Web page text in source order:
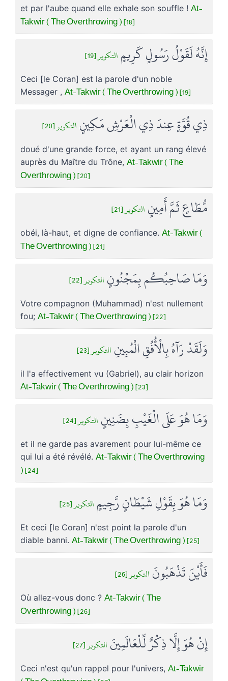
et par l'aube quand elle exhale son souffle ! At-
Takwir ( The Overthrowing ) [18]
إِنَّهُ لَقَوْلُ رَسُولٍ كَرِيمٍ التكوير [19]
Ceci [le Coran] est la parole d'un noble
Messager , At-Takwir ( The Overthrowing ) [19]
ذِي قُوَّةٍ عِندَ ذِي الْعَرْشِ مَكِينٍ التكوير [20]
doué d'une grande force, et ayant un rang élevé
auprès du Maître du Trône, At-Takwir ( The
Overthrowing ) [20]
مُّطَاعٍ ثَمَّ أَمِينٍ التكوير [21]
obéi, là-haut, et digne de confiance. At-Takwir (
The Overthrowing ) [21]
وَمَا صَاحِبُكُم بِمَجْنُونٍ التكوير [22]
Votre compagnon (Muhammad) n'est nullement
fou; At-Takwir ( The Overthrowing ) [22]
وَلَقَدْ رَآهُ بِالْأُفُقِ الْمُبِينِ التكوير [23]
il l'a effectivement vu (Gabriel), au clair horizon
At-Takwir ( The Overthrowing ) [23]
وَمَا هُوَ عَلَى الْغَيْبِ بِضَنِينٍ التكوير [24]
et il ne garde pas avarement pour lui-même ce
qui lui a été révélé. At-Takwir ( The Overthrowing
) [24]
وَمَا هُوَ بِقَوْلِ شَيْطَانٍ رَّجِيمٍ التكوير [25]
Et ceci [le Coran] n'est point la parole d'un
diable banni. At-Takwir ( The Overthrowing ) [25]
فَأَيْنَ تَذْهَبُونَ التكوير [26]
Où allez-vous donc ? At-Takwir ( The
Overthrowing ) [26]
إِنْ هُوَ إِلَّا ذِكْرٌ لِّلْعَالَمِينَ التكوير [27]
Ceci n'est qu'un rappel pour l'univers, At-Takwir